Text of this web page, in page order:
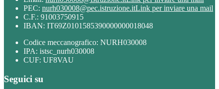
PEC: nurh030008@pec.istruzione.itLink per inviare una mail
C.F.: 91003750915
IBAN: IT69Z0101585390000000018048
Codice meccanografico: NURH030008
IPA: istsc_nurh030008
CUF: UF8VAU
Seguici su